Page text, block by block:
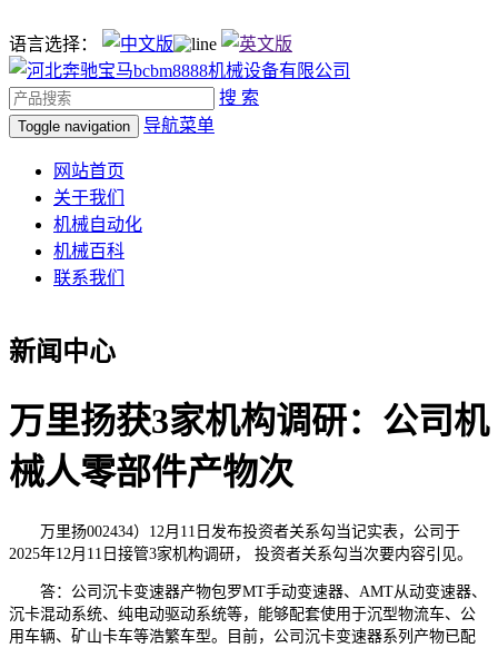
语言选择：
搜 索
Toggle navigation 导航菜单
网站首页
关于我们
机械自动化
机械百科
联系我们
新闻中心
万里扬获3家机构调研：公司机
械人零部件产物次
万里扬002434）12月11日发布投资者关系勾当记实表，公司于
2025年12月11日接管3家机构调研， 投资者关系勾当次要内容引见。
答：公司沉卡变速器产物包罗MT手动变速器、AMT从动变速器、
沉卡混动系统、纯电动驱动系统等，能够配套使用于沉型物流车、公
用车辆、矿山卡车等浩繁车型。目前，公司沉卡变速器系列产物已配